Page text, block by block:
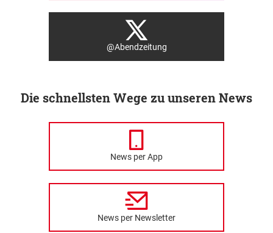
@Abendzeitung
Die schnellsten Wege zu unseren News
News per App
News per Newsletter